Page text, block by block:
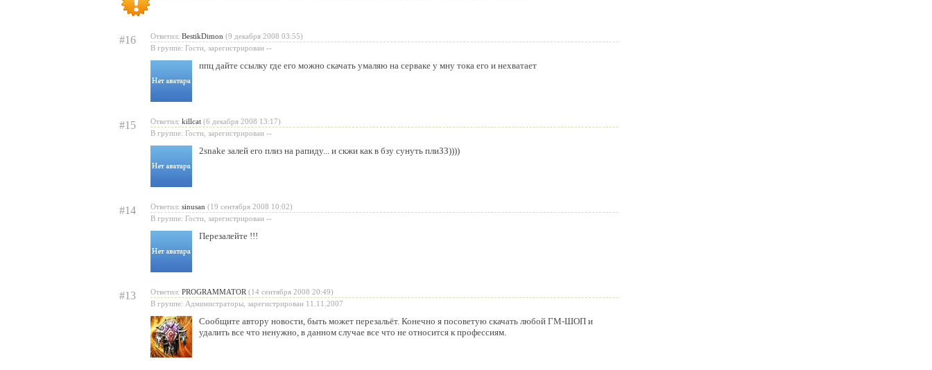
#16 Ответил: BestikDimon (9 декабря 2008 03:55)
В группе: Гости, зарегистрирован --
ппц дайте ссылку где его можно скачать умаляю на серваке у мну тока его и нехватает
#15 Ответил: killcat (6 декабря 2008 13:17)
В группе: Гости, зарегистрирован --
2snake залей его плиз на рапиду... и скжи как в бзу сунуть плиЗЗ))))
#14 Ответил: sinusan (19 сентября 2008 10:02)
В группе: Гости, зарегистрирован --
Перезалейте !!!
#13 Ответил: PROGRAMMATOR (14 сентября 2008 20:49)
В группе: Администраторы, зарегистрирован 11.11.2007
Сообщите автору новости, быть может перезальёт. Конечно я посоветую скачать любой ГМ-ШОП и
удалить все что ненужно, в данном случае все что не относится к профессиям.